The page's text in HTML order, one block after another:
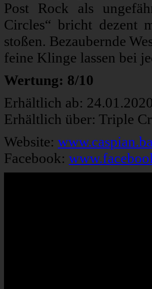
Post Rock als
Circles“ bricht dezent
stoßen. Bezaubernde
feine Klinge lassen bei
Wertung: 8/10
Erhältlich ab: 24.01.2020
Erhältlich über: Triple
Website:
Facebook: